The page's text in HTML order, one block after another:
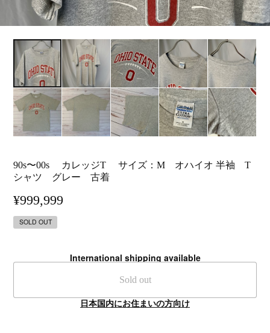
90s〜00s カレッジT サイズ：M オハイオ 半袖 T
シャツ グレー 古着
¥999,999
SOLD OUT
International shipping available
Sold out
日本国内にお住まいの方向け